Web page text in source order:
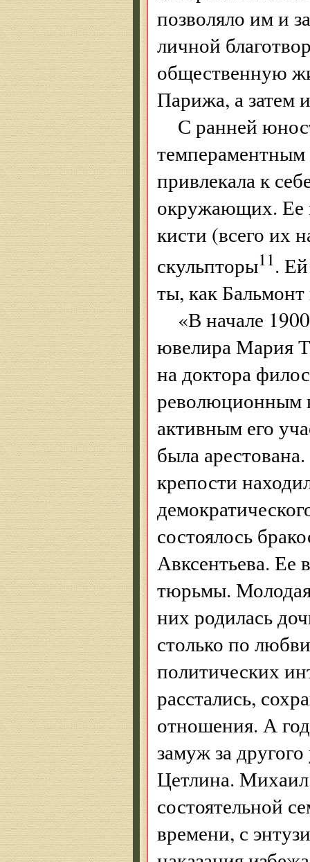
позволяло им и
личной
общественную
Парижа, а затем
С ранней
темпераментным
привлекала к
окружающих. Ее
кисти (всего их
скульпторы11.
ты, как
«В начале
ювелира Мария
на доктора
революционным
активным его
была
крепости
состоялось
Авксентьева. Ее
тюрьмы. Молодая
них родилась
столько по
политических
расстались,
отношения. А
замуж за
Цетлина.
состоятельной
времени, с